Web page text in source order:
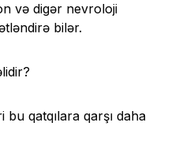
və digər nevroloji
bilər.
qatqılara qarşı daha